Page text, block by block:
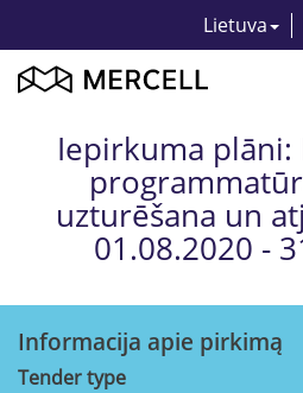
Lietuva
Iepirkuma plāni:
uzturēšana un
01.08.2020 -
Informacija apie pirkimą
Tender type